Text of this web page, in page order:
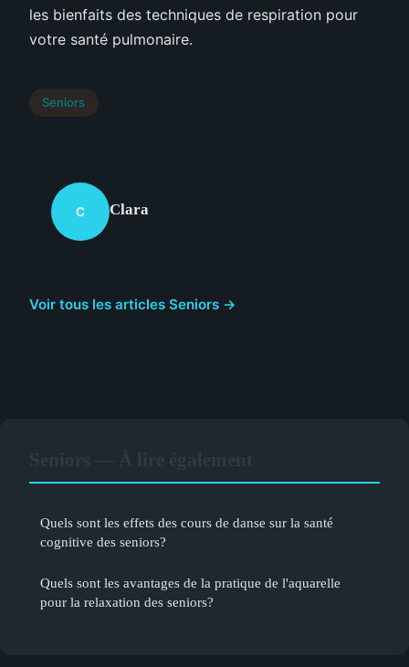
les bienfaits des techniques de respiration pour
votre santé pulmonaire.
Seniors
C Clara
Voir tous les articles Seniors →
Quels sont les effets des cours de danse sur la santé
cognitive des seniors?
Quels sont les avantages de la pratique de l'aquarelle
pour la relaxation des seniors?